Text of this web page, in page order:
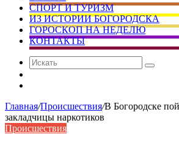
СПОРТ И ТУРИЗМ
ИЗ ИСТОРИИ БОГОРОДСКА
ГОРОСКОП НА НЕДЕЛЮ
КОНТАКТЫ
Искать
Главная/Происшествия/В Богородске
закладчицы наркотиков
Происшествия